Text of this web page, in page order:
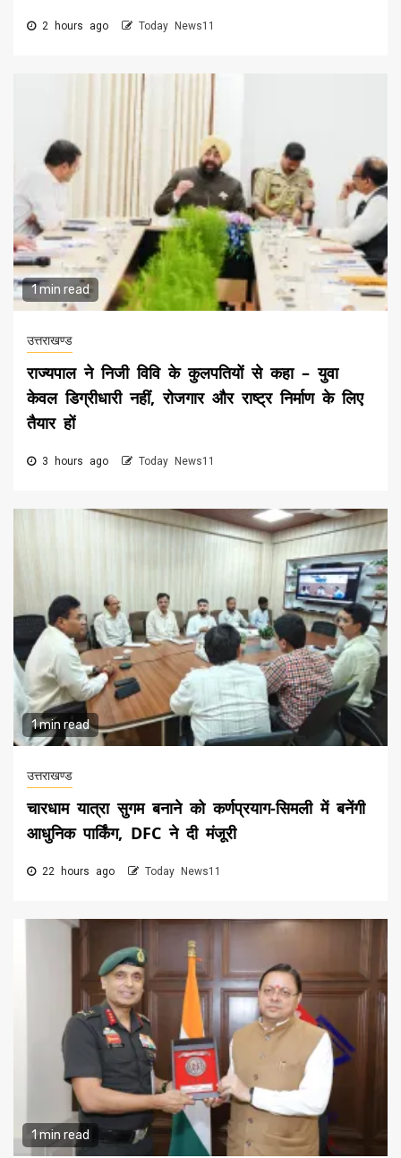
2 hours ago Today News11
1 min read
उत्तराखण्ड
राज्यपाल ने निजी विवि के कुलपतियों से कहा – युवा
केवल डिग्रीधारी नहीं, रोजगार और राष्ट्र निर्माण के लिए
तैयार हों
3 hours ago Today News11
1 min read
उत्तराखण्ड
चारधाम यात्रा सुगम बनाने को कर्णप्रयाग-सिमली में बनेंगी
आधुनिक पार्किंग, DFC ने दी मंजूरी
22 hours ago Today News11
1 min read